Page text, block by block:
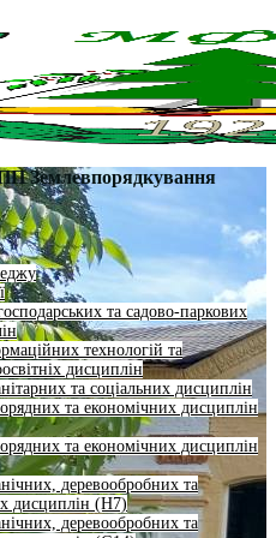
та садово-паркових
технологій та
дисциплін
та соціальних дисциплін
та економічних дисциплін
та економічних дисциплін
деревообробних та
дисциплін (H7)
деревообробних та
Землевпорядкування